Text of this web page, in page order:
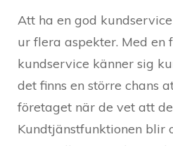
Att ha en god
ur flera aspekter. Med en
kundservice känner sig
det finns en större chans
företaget när de vet att
Kundtjänstfunktionen blir